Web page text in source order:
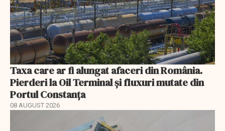
Taxa care ar fi alungat afaceri din România.
Pierderi la Oil Terminal și fluxuri mutate din
Portul Constanța
08 AUGUST 2026